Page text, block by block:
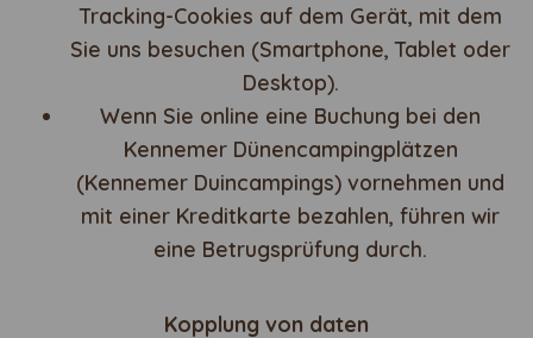
Tracking-Cookies auf dem Gerät, mit dem
Sie uns besuchen (Smartphone, Tablet oder
Desktop).
Wenn Sie online eine Buchung bei den
Kennemer Dünencampingplätzen
(Kennemer Duincampings) vornehmen und
mit einer Kreditkarte bezahlen, führen wir
eine Betrugsprüfung durch.
Kopplung von daten